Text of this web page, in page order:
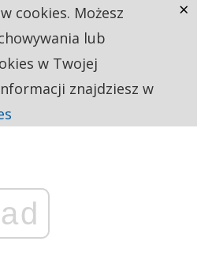
ad
cookies. Możesz
lub
w Twojej
znajdziesz w
×